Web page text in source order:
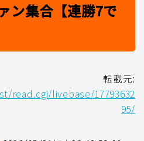
ン集合【連勝7で
転載元:
read.cgi/livebase/17793632
95/